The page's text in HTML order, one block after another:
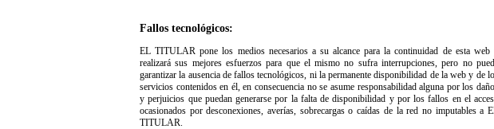
Fallos tecnológicos:
EL TITULAR pone los medios necesarios a su alcance para la continuidad de esta web
realizará sus mejores esfuerzos para que el mismo no sufra interrupciones, pero no
garantizar la ausencia de fallos tecnológicos, ni la permanente disponibilidad de la web y de
servicios contenidos en él, en consecuencia no se asume responsabilidad alguna por los
y perjuicios que puedan generarse por la falta de disponibilidad y por los fallos en el
ocasionados por desconexiones, averías, sobrecargas o caídas de la red no imputables a
TITULAR.